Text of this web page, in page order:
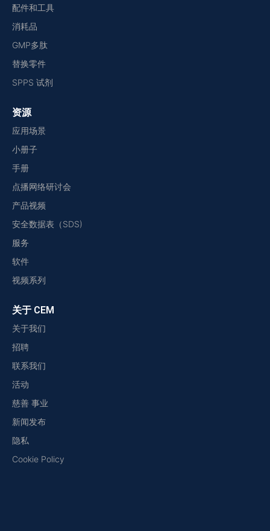
配件和工具
消耗品
GMP多肽
替换零件
SPPS 试剂
资源
应用场景
小册子
手册
点播网络研讨会
产品视频
安全数据表（SDS)
服务
软件
视频系列
关于 CEM
关于我们
招聘
联系我们
活动
慈善 事业
新闻发布
隐私
Cookie Policy